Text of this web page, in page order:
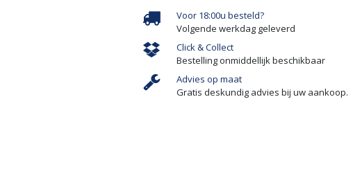
Voor 18:00u besteld?
Volgende werkdag geleverd
Click & Collect
Bestelling onmiddellijk beschikbaar
Advies op maat
Gratis deskundig advies bij uw aankoop.